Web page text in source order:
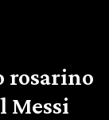
rosarino
Messi